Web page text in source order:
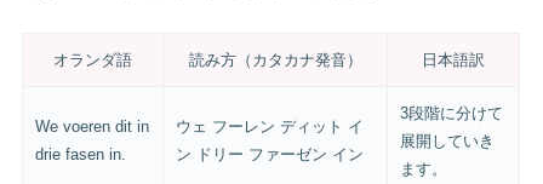
オランダ語 読み方（カタカナ発音） 日本語訳
We voeren dit in
drie fasen in.
ウェ フーレン ディット イ
ン ドリー ファーゼン イン
3段階に分けて
展開していき
ます。